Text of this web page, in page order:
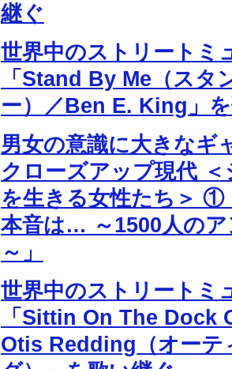
継ぐ
世界中のストリートミ
「Stand By Me（スタ
ー）／Ben E. King」
男女の意識に大きなギ
クローズアップ現代
を生きる女性たち＞ ①
本音は… ～1500人の
～」
世界中のストリートミ
「Sittin On The Dock
Otis Redding（オーテ